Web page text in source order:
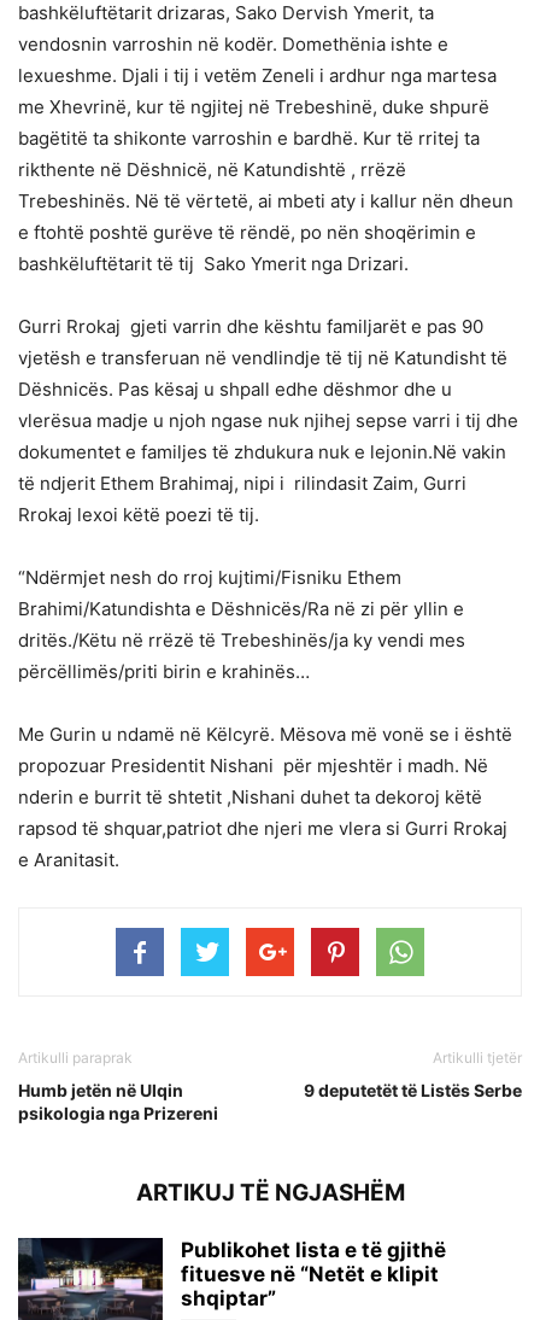
bashkëluftëtarit drizaras, Sako Dervish Ymerit, ta
vendosnin varroshin në kodër. Domethënia ishte e
lexueshme. Djali i tij i vetëm Zeneli i ardhur nga martesa
me Xhevrinë, kur të ngjitej në Trebeshinë, duke shpurë
bagëtitë ta shikonte varroshin e bardhë. Kur të rritej ta
rikthente në Dëshnicë, në Katundishtë , rrëzë
Trebeshinës. Në të vërtetë, ai mbeti aty i kallur nën dheun
e ftohtë poshtë gurëve të rëndë, po nën shoqërimin e
bashkëluftëtarit të tij Sako Ymerit nga Drizari.
Gurri Rrokaj gjeti varrin dhe kështu familjarët e pas 90
vjetësh e transferuan në vendlindje të tij në Katundisht të
Dëshnicës. Pas kësaj u shpall edhe dëshmor dhe u
vlerësua madje u njoh ngase nuk njihej sepse varri i tij dhe
dokumentet e familjes të zhdukura nuk e lejonin.Në vakin
të ndjerit Ethem Brahimaj, nipi i rilindasit Zaim, Gurri
Rrokaj lexoi këtë poezi të tij.
“Ndërmjet nesh do rroj kujtimi/Fisniku Ethem
Brahimi/Katundishta e Dëshnicës/Ra në zi për yllin e
dritës./Këtu në rrëzë të Trebeshinës/ja ky vendi mes
përcëllimës/priti birin e krahinës…
Me Gurin u ndamë në Këlcyrë. Mësova më vonë se i është
propozuar Presidentit Nishani për mjeshtër i madh. Në
nderin e burrit të shtetit ,Nishani duhet ta dekoroj këtë
rapsod të shquar,patriot dhe njeri me vlera si Gurri Rrokaj
e Aranitasit.
Artikulli paraprak
Humb jetën në Ulqin
psikologia nga Prizereni
Artikulli tjetër
9 deputetët të Listës Serbe
ARTIKUJ TË NGJASHËM
Publikohet lista e të gjithë
fituesve në “Netët e klipit
shqiptar”